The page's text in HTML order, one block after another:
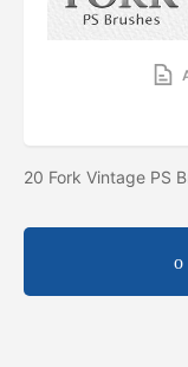
20 Fork Vintage PS